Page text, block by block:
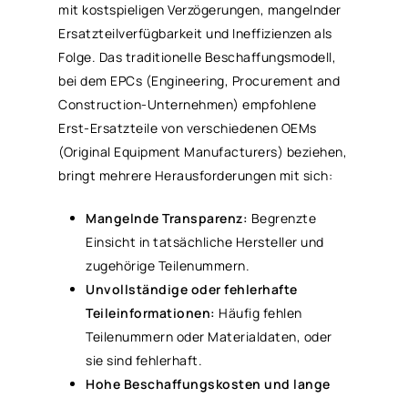
mit kostspieligen Verzögerungen, mangelnder
Ersatzteilverfügbarkeit und Ineffizienzen als
Folge. Das traditionelle Beschaffungsmodell,
bei dem EPCs (Engineering, Procurement and
Construction-Unternehmen) empfohlene
Erst-Ersatzteile von verschiedenen OEMs
(Original Equipment Manufacturers) beziehen,
bringt mehrere Herausforderungen mit sich:
Mangelnde Transparenz: Begrenzte
Einsicht in tatsächliche Hersteller und
zugehörige Teilenummern.
Unvollständige oder fehlerhafte
Teileinformationen: Häufig fehlen
Teilenummern oder Materialdaten, oder
sie sind fehlerhaft.
Hohe Beschaffungskosten und lange